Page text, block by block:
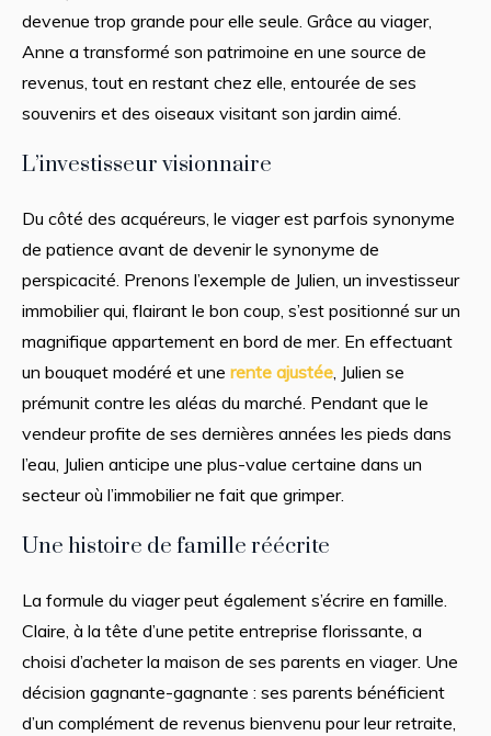
devenue trop grande pour elle seule. Grâce au viager,
Anne a transformé son patrimoine en une source de
revenus, tout en restant chez elle, entourée de ses
souvenirs et des oiseaux visitant son jardin aimé.
L’investisseur visionnaire
Du côté des acquéreurs, le viager est parfois synonyme
de patience avant de devenir le synonyme de
perspicacité. Prenons l’exemple de Julien, un investisseur
immobilier qui, flairant le bon coup, s’est positionné sur un
magnifique appartement en bord de mer. En effectuant
un bouquet modéré et une rente ajustée, Julien se
prémunit contre les aléas du marché. Pendant que le
vendeur profite de ses dernières années les pieds dans
l’eau, Julien anticipe une plus-value certaine dans un
secteur où l’immobilier ne fait que grimper.
Une histoire de famille réécrite
La formule du viager peut également s’écrire en famille.
Claire, à la tête d’une petite entreprise florissante, a
choisi d’acheter la maison de ses parents en viager. Une
décision gagnante-gagnante : ses parents bénéficient
d’un complément de revenus bienvenu pour leur retraite,